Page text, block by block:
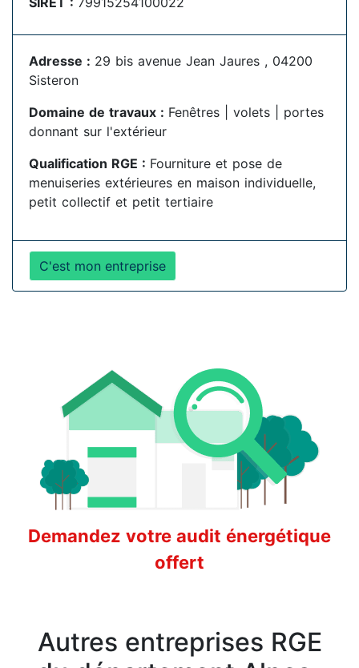
Adresse : 29 bis avenue Jean Jaures , 04200
Sisteron
Domaine de travaux : Fenêtres | volets | portes
donnant sur l'extérieur
Qualification RGE : Fourniture et pose de
menuiseries extérieures en maison individuelle,
petit collectif et petit tertiaire
C'est mon entreprise
Demandez votre audit énergétique
offert
Autres entreprises RGE